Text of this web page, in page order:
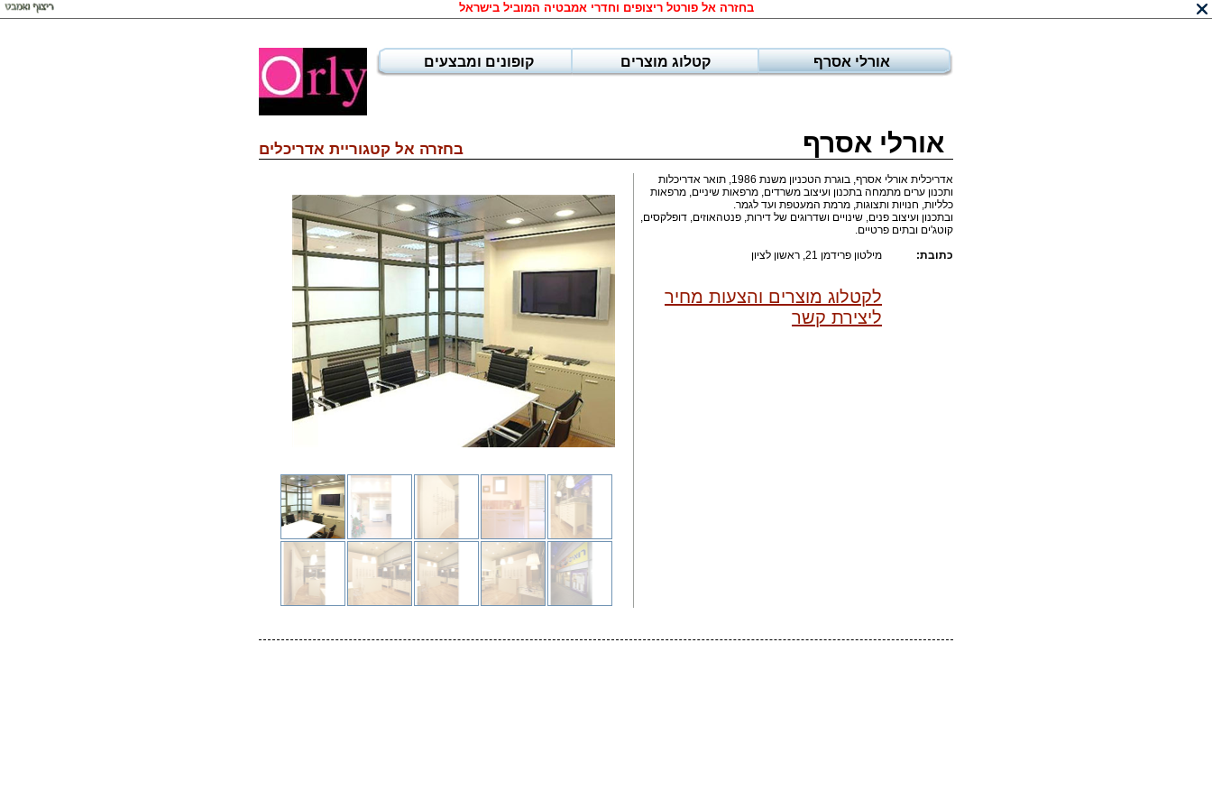
בחזרה אל פורטל ריצופים וחדרי אמבטיה המוביל בישראל